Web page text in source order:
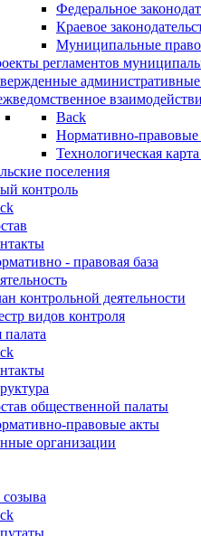
Федеральное
Краевое
Муниципальные
регламентов
Back
Нормативно-правовые
Технологическая
поселения
контроль
- правовая база
контрольной деятельности
видов контроля
общественной палаты
правовые акты
организации